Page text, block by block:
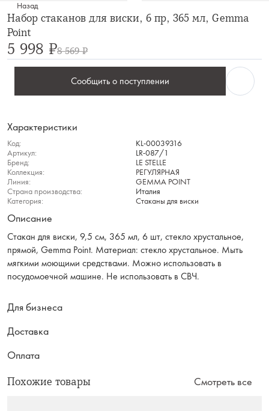
Назад
Набор стаканов для виски, 6 пр, 365 мл, Gemma
Point
5 998 ₽8 569 ₽
Сообщить о поступлении
Характеристики
Код:
KL-00039316
Артикул:
LR-087/1
Бренд:
LE STELLE
Коллекция:
РЕГУЛЯРНАЯ
Линия:
GEMMA POINT
Страна производства:
Италия
Категория:
Стаканы для виски
Описание
Стакан для виски, 9,5 см, 365 мл, 6 шт, стекло хрустальное,
прямой, Gemma Point. Материал: стекло хрустальное. Мыть
мягкими моющими средствами. Можно использовать в
посудомоечной машине. Не использовать в СВЧ.
Для бизнеса
Доставка
Оплата
Похожие товары Смотреть все